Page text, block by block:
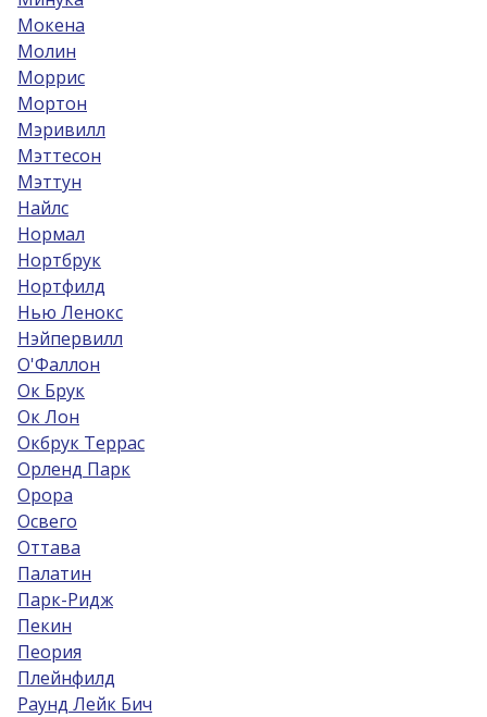
Мокена
Молин
Моррис
Мортон
Мэривилл
Мэттесон
Мэттун
Найлс
Нормал
Нортбрук
Нортфилд
Нью Ленокс
Нэйпервилл
О'Фаллон
Ок Брук
Ок Лон
Окбрук Террас
Орленд Парк
Орора
Освего
Оттава
Палатин
Парк-Ридж
Пекин
Пеория
Плейнфилд
Раунд Лейк Бич